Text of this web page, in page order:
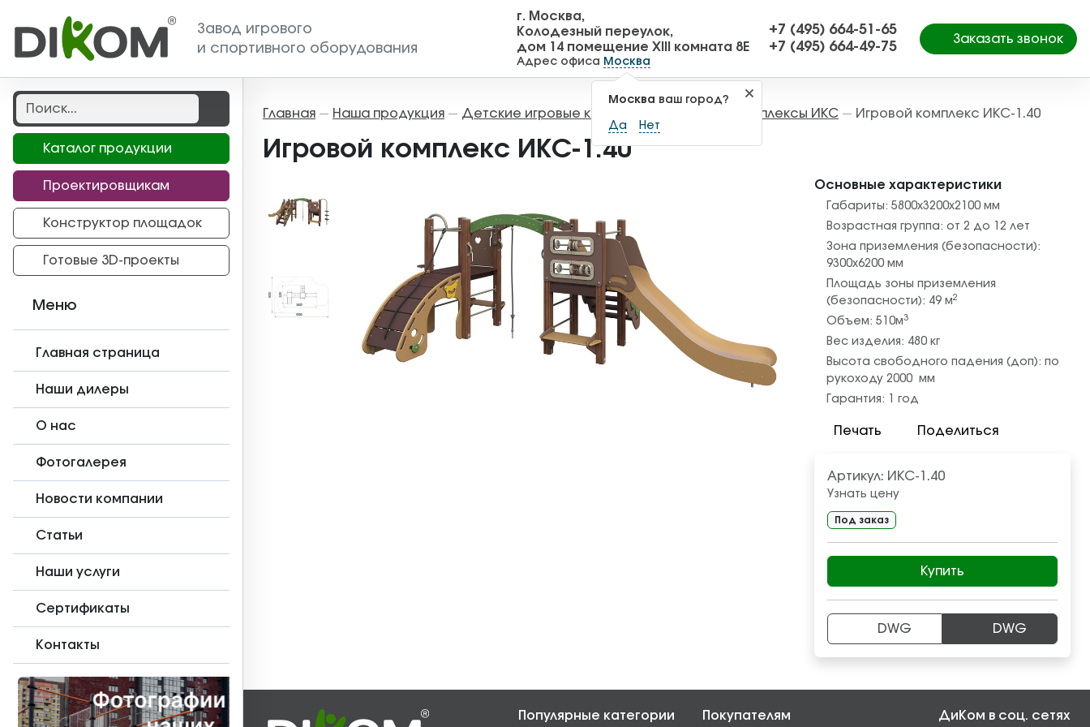
Завод игрового
и спортивного оборудования
г. Москва,
Колодезный переулок,
дом 14 помещение XIII комната 8Е
Адрес офиса Москва
Москва ваш город?
Да Нет
+7 (495) 664-51-65
+7 (495) 664-49-75
Заказать звонок
Каталог продукции
Проектировщикам
Конструктор площадок
Готовые 3D-проекты
Меню
Главная страница
Наши дилеры
О нас
Фотогалерея
Новости компании
Статьи
Наши услуги
Сертификаты
Контакты
Главная — Наша продукция — Детские игровые комплексы Игровые комплексы ИКС — Игровой комплекс ИКС-1.40
Игровой комплекс ИКС-1.40
Основные характеристики
Габариты: 5800х3200х2100 мм
Возрастная группа: от 2 до 12 лет
Зона приземления (безопасности):
9300х6200 мм
Площадь зоны приземления
(безопасности): 49 м2
Объем: 510м3
Вес изделия: 480 кг
Высота свободного падения (доп): по
рукоходу 2000 мм
Гарантия:
1 год
Печать Поделиться
Артикул: ИКС-1.40
Узнать цену
Под заказ
Купить
DWG DWG
Популярные категории Покупателям ДиКом в соц. сетях